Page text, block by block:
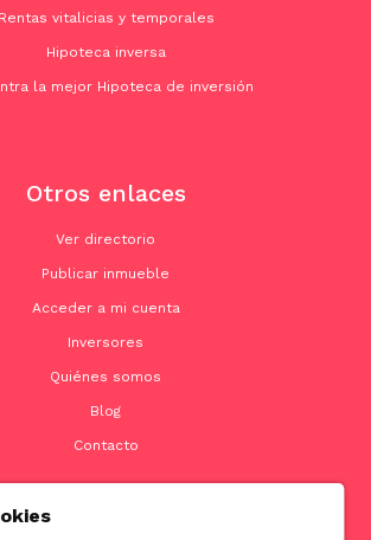
Rentas vitalicias y temporales
Hipoteca inversa
la mejor Hipoteca de inversión
Otros enlaces
Ver directorio
Publicar inmueble
Acceder a mi cuenta
Inversores
Quiénes somos
Blog
Contacto